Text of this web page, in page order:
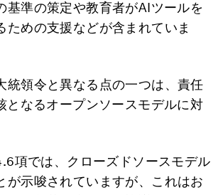
基準の策定や教育者がAIツールを
ための支援などが含まれていま
統領令と異なる点の一つは、責任
となるオープンソースモデルに対
項では、クローズドソースモデル
が示唆されていますが、これはお